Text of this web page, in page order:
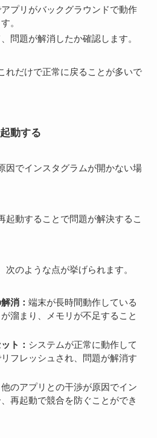
プリがバックグラウンドで動作
。
問題が解消したか確認します。
れだけで正常に戻ることが多いで
動する
因でインスタグラムが開かない場
起動することで問題が解決するこ
のような点が挙げられます。
消：端末が長時間動作している
溜まり、メモリが不足すること
ト： システムが正常に動作して
フレッシュされ、問題が解消す
他のアプリとの干渉が原因でイン
再起動で競合を防ぐことができ